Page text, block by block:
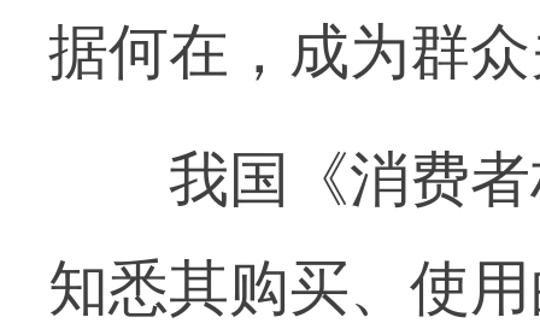
据何在，成为群
我国《消费者
知悉其购买、使